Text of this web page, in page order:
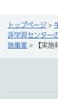
トップページ >
涯学習センター
施事業 > 【実施